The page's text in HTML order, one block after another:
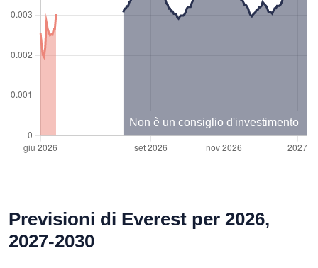
Non è un consiglio d'investimento
Previsioni di Everest per 2026,
2027-2030